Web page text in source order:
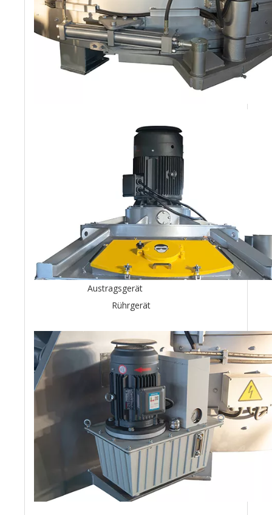
Austragsgerät
Rührgerät